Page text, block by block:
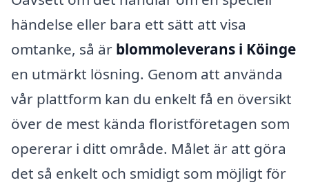
händelse eller bara ett sätt att visa
omtanke, så är blommoleverans i Köinge
en utmärkt lösning. Genom att använda
vår plattform kan du enkelt få en översikt
över de mest kända floristföretagen som
opererar i ditt område. Målet är att göra
det så enkelt och smidigt som möjligt för